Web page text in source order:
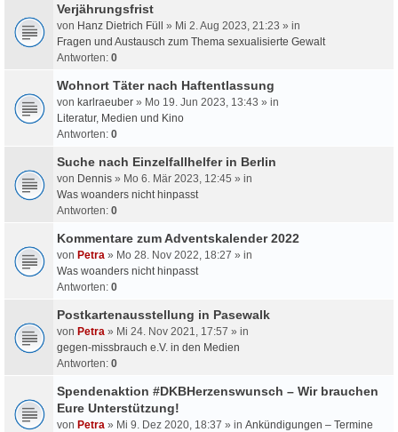
Verjährungsfrist
von Hanz Dietrich Füll » Mi 2. Aug 2023, 21:23 » in
Fragen und Austausch zum Thema sexualisierte Gewalt
Antworten: 0
Wohnort Täter nach Haftentlassung
von karlraeuber » Mo 19. Jun 2023, 13:43 » in
Literatur, Medien und Kino
Antworten: 0
Suche nach Einzelfallhelfer in Berlin
von Dennis » Mo 6. Mär 2023, 12:45 » in
Was woanders nicht hinpasst
Antworten: 0
Kommentare zum Adventskalender 2022
von Petra » Mo 28. Nov 2022, 18:27 » in
Was woanders nicht hinpasst
Antworten: 0
Postkartenausstellung in Pasewalk
von Petra » Mi 24. Nov 2021, 17:57 » in
gegen-missbrauch e.V. in den Medien
Antworten: 0
Spendenaktion #DKBHerzenswunsch – Wir brauchen
Eure Unterstützung!
von Petra » Mi 9. Dez 2020, 18:37 » in Ankündigungen – Termine